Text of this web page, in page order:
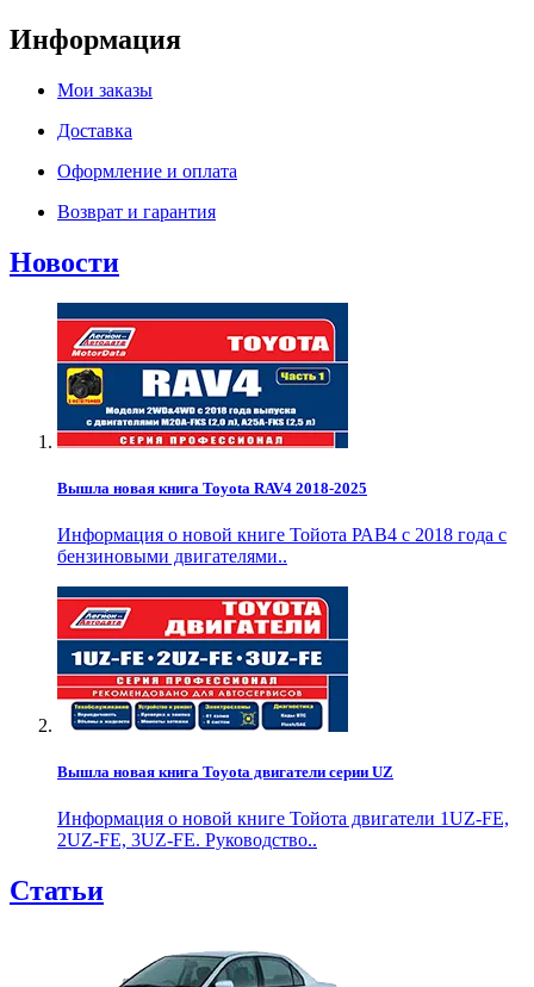
Информация
Мои заказы
Доставка
Оформление и оплата
Возврат и гарантия
Новости
Вышла новая книга Toyota RAV4 2018-2025
Информация о новой книге Тойота РАВ4 с 2018 года с
бензиновыми двигателями..
Вышла новая книга Toyota двигатели серии UZ
Информация о новой книге Тойота двигатели 1UZ-FE,
2UZ-FE, 3UZ-FE. Руководство..
Статьи